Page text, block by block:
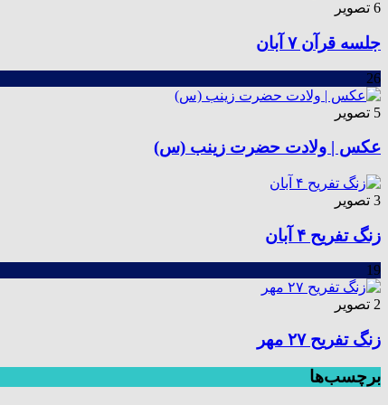
6 تصویر
جلسه قرآن ۷ آبان
26
5 تصویر
عکس | ولادت حضرت زینب (س)
3 تصویر
زنگ تفریح ۴ آبان
19
2 تصویر
زنگ تفریح ۲۷ مهر
برچسب‌ها